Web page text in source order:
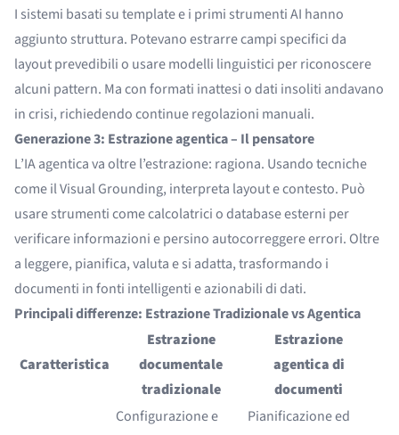
I sistemi basati su template e i primi strumenti AI hanno
aggiunto struttura. Potevano estrarre campi specifici da
layout prevedibili o usare modelli linguistici per riconoscere
alcuni pattern. Ma con formati inattesi o dati insoliti andavano
in crisi, richiedendo continue regolazioni manuali.
Generazione 3: Estrazione agentica – Il pensatore
L’IA agentica va oltre l’estrazione: ragiona. Usando tecniche
come il Visual Grounding, interpreta layout e contesto. Può
usare strumenti come calcolatrici o database esterni per
verificare informazioni e persino autocorreggere errori. Oltre
a leggere, pianifica, valuta e si adatta, trasformando i
documenti in fonti intelligenti e azionabili di dati.
Principali differenze: Estrazione Tradizionale vs Agentica
Caratteristica
Estrazione
documentale
tradizionale
Estrazione
agentica di
documenti
Configurazione e
Pianificazione ed